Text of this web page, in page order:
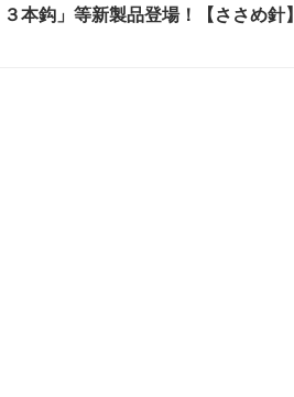
本鈎」等新製品登場！【ささめ針】